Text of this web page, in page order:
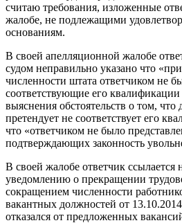
считаю требования, изложенные
жалобе, не подлежащими
основаниям.
В своей апелляционной жалобе
судом неправильно указано что
численности штата ответчиком не
соответствующие его
выяснения обстоятельств о том,
претендует не соответствует его
что «ответчиком не было
подтверждающих законность
В своей жалобе ответчик
уведомлению о прекращении
сокращением численности
вакантных должностей от
отказался от предложенных